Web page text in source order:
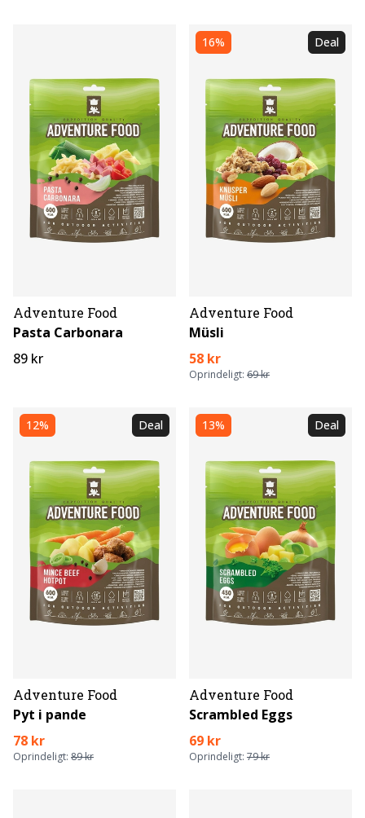
Adventure Food
Pasta Carbonara
89 kr
16% Deal
Adventure Food
Müsli
58 kr
Oprindeligt: 69 kr
12% Deal
Adventure Food
Pyt i pande
78 kr
Oprindeligt: 89 kr
13% Deal
Adventure Food
Scrambled Eggs
69 kr
Oprindeligt: 79 kr